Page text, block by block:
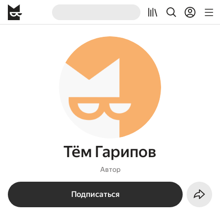
Тём Гарипов
Автор
Подписаться